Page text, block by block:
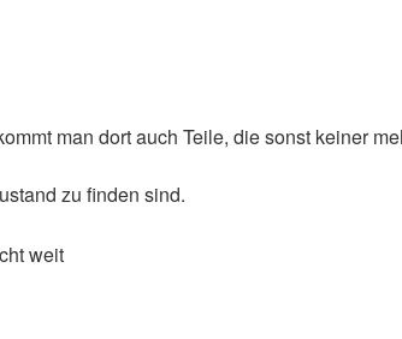
man dort auch Teile, die sonst keiner
zu finden sind.
weit